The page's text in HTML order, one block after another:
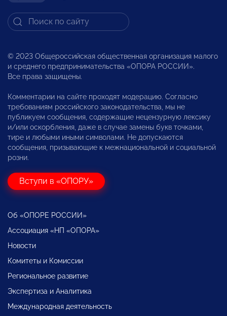
© 2023 Общероссийская общественная организация малого
и среднего предпринимательства «ОПОРА РОССИИ».
Все права защищены.
Комментарии на сайте проходят модерацию. Согласно
требованиям российского законодательства, мы не
публикуем сообщения, содержащие нецензурную лексику
и/или оскорбления, даже в случае замены букв точками,
тире и любыми иными символами. Не допускаются
сообщения, призывающие к межнациональной и социальной
розни.
Вступи в «ОПОРУ»
Об «ОПОРЕ РОССИИ»
Ассоциация «НП «ОПОРА»
Новости
Комитеты и Комиссии
Региональное развитие
Экспертиза и Аналитика
Международная деятельность